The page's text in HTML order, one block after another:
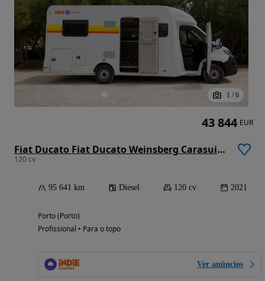
1 / 6
Fiat Ducato Fiat Ducato Weinsberg Carasuite 2021 | Totalmente equipado | Acomoda 5 pessoas
120 cv
95 641 km Diesel 120 cv 2021
Porto (Porto)
Profissional • Para o topo
Ver anúncios
43 844 EUR